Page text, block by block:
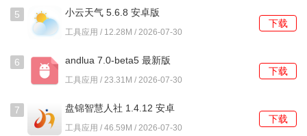
交通违章查询怎么使用？
1、首次启动后，在车辆管理页面输入需要查询的车牌号码、
车辆识别代号以及注册地信息。
2、完成车辆绑定后，主页面会直接显示该车最近一条未处理
的违章记录概要和倒计时提醒。
3、点击某条具体记录，进入详情页查看违章抓拍照片、具体
5 小云天气 5.6.8 安卓版
工具应用 / 12.28M / 2026-07-30
下载
6 andlua 7.0-beta5 最新版
工具应用 / 23.31M / 2026-07-30
下载
7
盘锦智慧人社 1.4.12 安卓
版
工具应用 / 46.59M / 2026-07-30
下载